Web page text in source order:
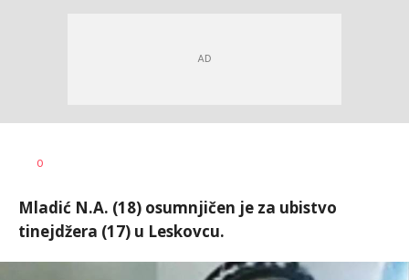
0
Mladić N.A. (18) osumnjičen je za ubistvo
tinejdžera (17) u Leskovcu.